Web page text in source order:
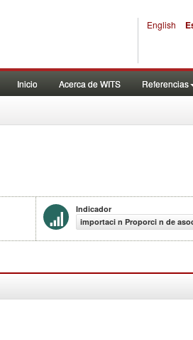
English
Inicio Acerca de WITS Referencias
Indicador
importaci n Proporci n de